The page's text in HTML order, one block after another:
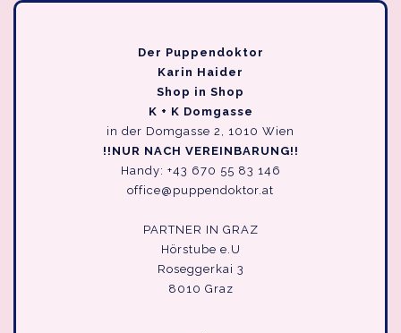
Der Puppendoktor
Karin Haider
Shop in Shop
K + K Domgasse
in der Domgasse 2, 1010 Wien
!!NUR NACH VEREINBARUNG!!
Handy: +43 670 55 83 146
office@puppendoktor.at
PARTNER IN GRAZ
Hörstube e.U
Roseggerkai 3
8010 Graz